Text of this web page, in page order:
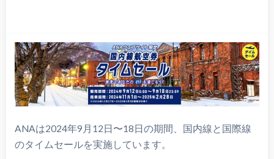
ANAは2024年9月12日〜18日の期間、国内線と国際線
のタイムセールを実施しています。